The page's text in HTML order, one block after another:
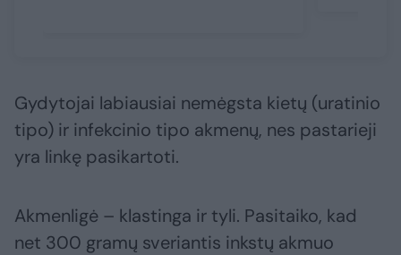
Gydytojai labiausiai nemėgsta kietų (uratinio
tipo) ir infekcinio tipo akmenų, nes pastarieji
yra linkę pasikartoti.
Akmenligė – klastinga ir tyli. Pasitaiko, kad
net 300 gramų sveriantis inkstų akmuo